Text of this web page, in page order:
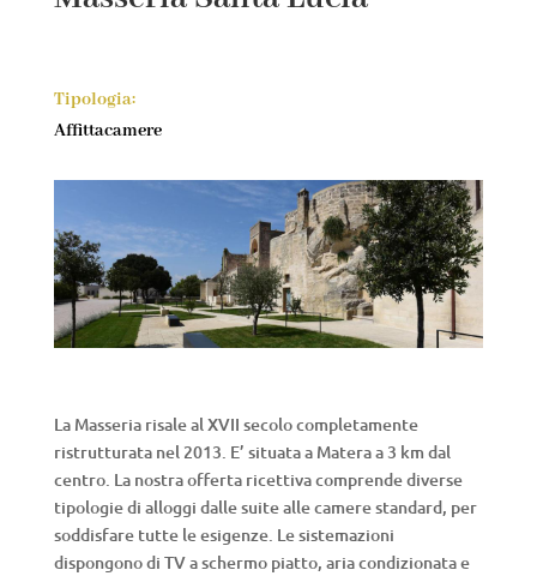
Tipologia:
Affittacamere
La Masseria risale al XVII secolo completamente
ristrutturata nel 2013. E’ situata a Matera a 3 km dal
centro. La nostra offerta ricettiva comprende diverse
tipologie di alloggi dalle suite alle camere standard, per
soddisfare tutte le esigenze. Le sistemazioni
dispongono di TV a schermo piatto, aria condizionata e